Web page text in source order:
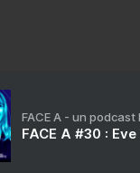
FACE A - un
FACE A #30 :